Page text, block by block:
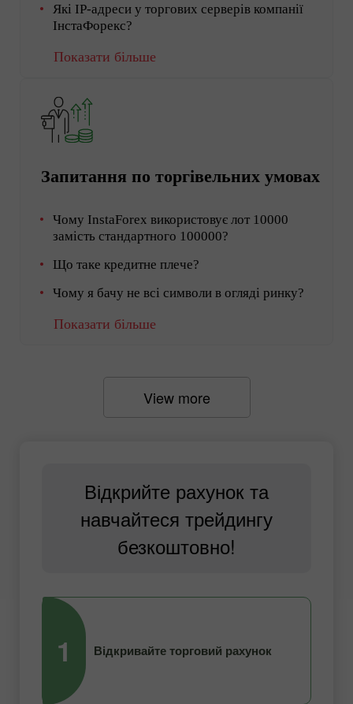
Які IP-адреси у торгових серверів компанії
ІнстаФорекс?
Показати більше
Запитання по торгівельних умовах
Чому InstaForex використовує лот 10000
замість стандартного 100000?
Що таке кредитне плече?
Чому я бачу не всі символи в огляді ринку?
Показати більше
View more
Відкрийте рахунок та
навчайтеся трейдингу
безкоштовно!
1 Відкривайте торговий рахунок